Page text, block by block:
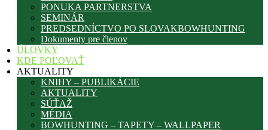
PONUKA PARTNERSTVA
SEMINÁR
PREDSEDNÍCTVO PO SLOVAKBOWHUNTING
Dokumenty pre členov
ÚLOVKY
KDE POĽOVAŤ
AKTUALITY
KNIHY – PUBLIKÁCIE
AKTUALITY
SÚŤAŽ
MÉDIA
BOWHUNTING – TAPETY – WALLPAPER